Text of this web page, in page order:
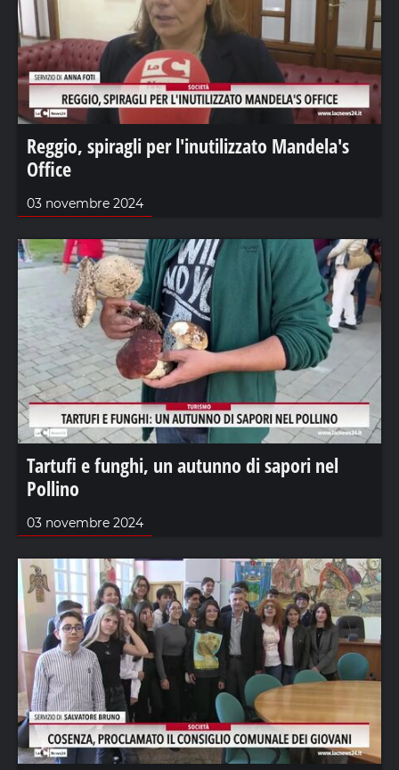
Reggio, spiragli per l'inutilizzato Mandela's
Office
03 novembre 2024
Tartufi e funghi, un autunno di sapori nel
Pollino
03 novembre 2024